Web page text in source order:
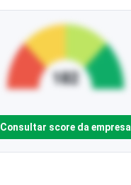
Consultar score da empresa